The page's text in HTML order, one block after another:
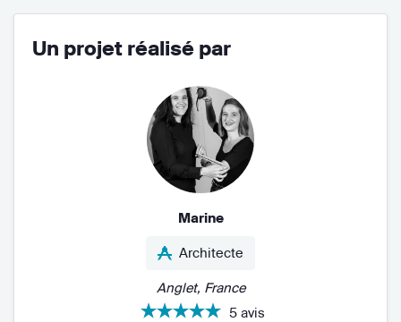
Un projet réalisé par
Marine
Architecte
Anglet, France
5 avis